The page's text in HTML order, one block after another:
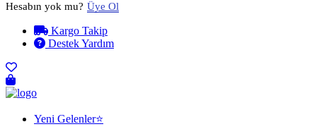
Hesabın yok mu? Üye Ol
Kargo Takip
Destek Yardım
Yeni Gelenler⭐